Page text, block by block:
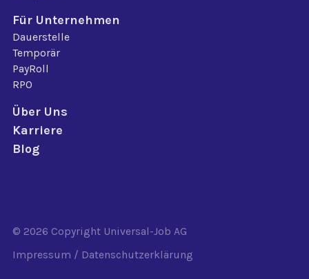
Für Unternehmen
Dauerstelle
Temporär
PayRoll
RPO
Über Uns
Karriere
Blog
© 2026 Copyright Universal-Job AG
Impressum / Datenschutzerklärung